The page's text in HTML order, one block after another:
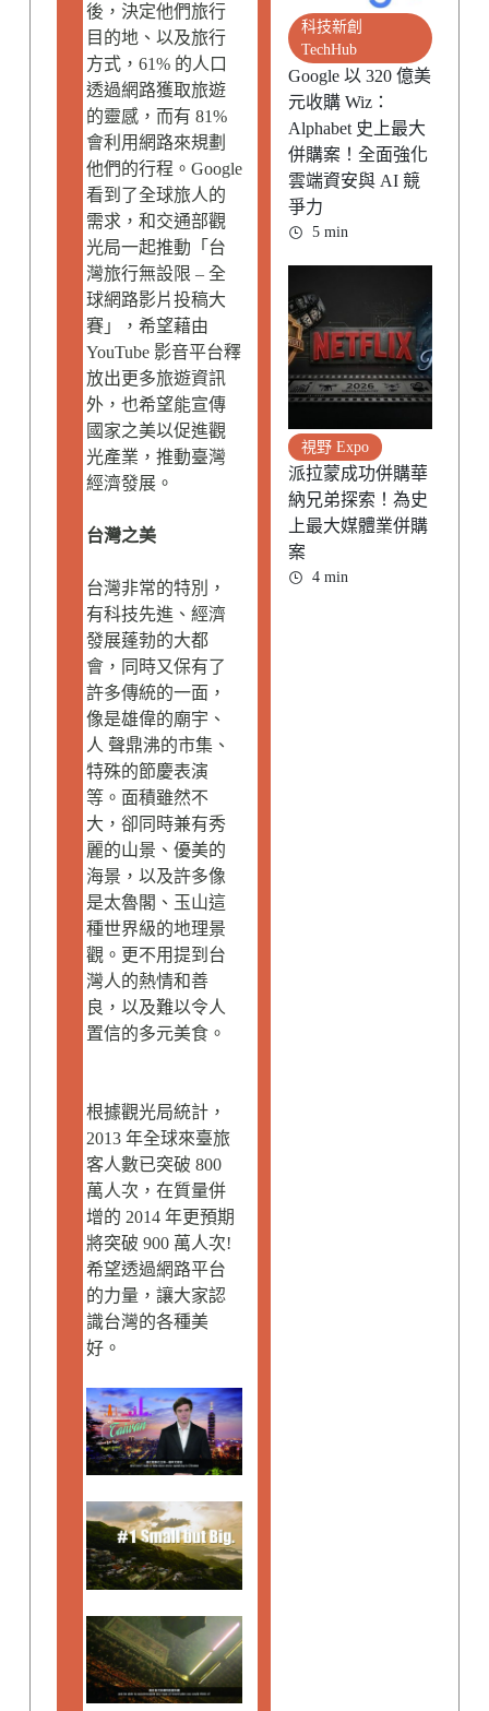
後，決定他們旅行
目的地、以及旅行
方式，61% 的人口
透過網路獲取旅遊
的靈感，而有 81%
會利用網路來規劃
他們的行程。Google
看到了全球旅人的
需求，和交通部觀
光局一起推動「台
灣旅行無設限 – 全
球網路影片投稿大
賽」，希望藉由
YouTube 影音平台釋
放出更多旅遊資訊
外，也希望能宣傳
國家之美以促進觀
光產業，推動臺灣
經濟發展。
台灣之美
台灣非常的特別，
有科技先進、經濟
發展蓬勃的大都
會，同時又保有了
許多傳統的一面，
像是雄偉的廟宇、
人 聲鼎沸的市集、
特殊的節慶表演
等。面積雖然不
大，卻同時兼有秀
麗的山景、優美的
海景，以及許多像
是太魯閣、玉山這
種世界級的地理景
觀。更不用提到台
灣人的熱情和善
良，以及難以令人
置信的多元美食。
根據觀光局統計，
2013 年全球來臺旅
客人數已突破 800
萬人次，在質量併
增的 2014 年更預期
將突破 900 萬人次!
希望透過網路平台
的力量，讓大家認
識台灣的各種美
好。
科技新創
TechHub
Google 以 320 億美
元收購 Wiz：
Alphabet 史上最大
併購案！全面強化
雲端資安與 AI 競
爭力
5 min
視野 Expo
派拉蒙成功併購華
納兄弟探索！為史
上最大媒體業併購
案
4 min